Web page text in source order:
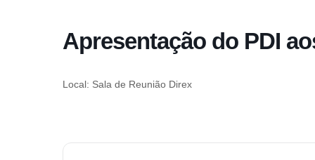
Apresentação do PDI
Local: Sala de Reunião Direx